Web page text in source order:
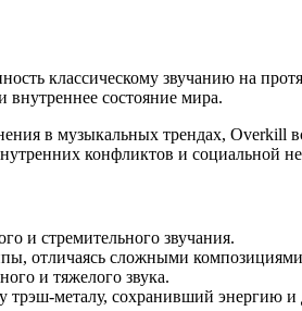
классическому звучанию на
состояние мира.
в музыкальных трендах, Overkill
конфликтов и социальной
и стремительного звучания.
отличаясь сложными
и тяжелого звука.
трэш-металу, сохранивший энергию и